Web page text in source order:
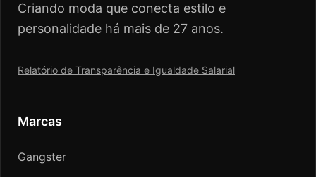
Criando moda que conecta estilo e
personalidade há mais de 27 anos.
Relatório de Transparência e Igualdade Salarial
Marcas
Gangster